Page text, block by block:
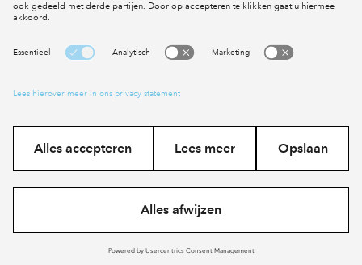
Social Media
Cookies
Privacy statement